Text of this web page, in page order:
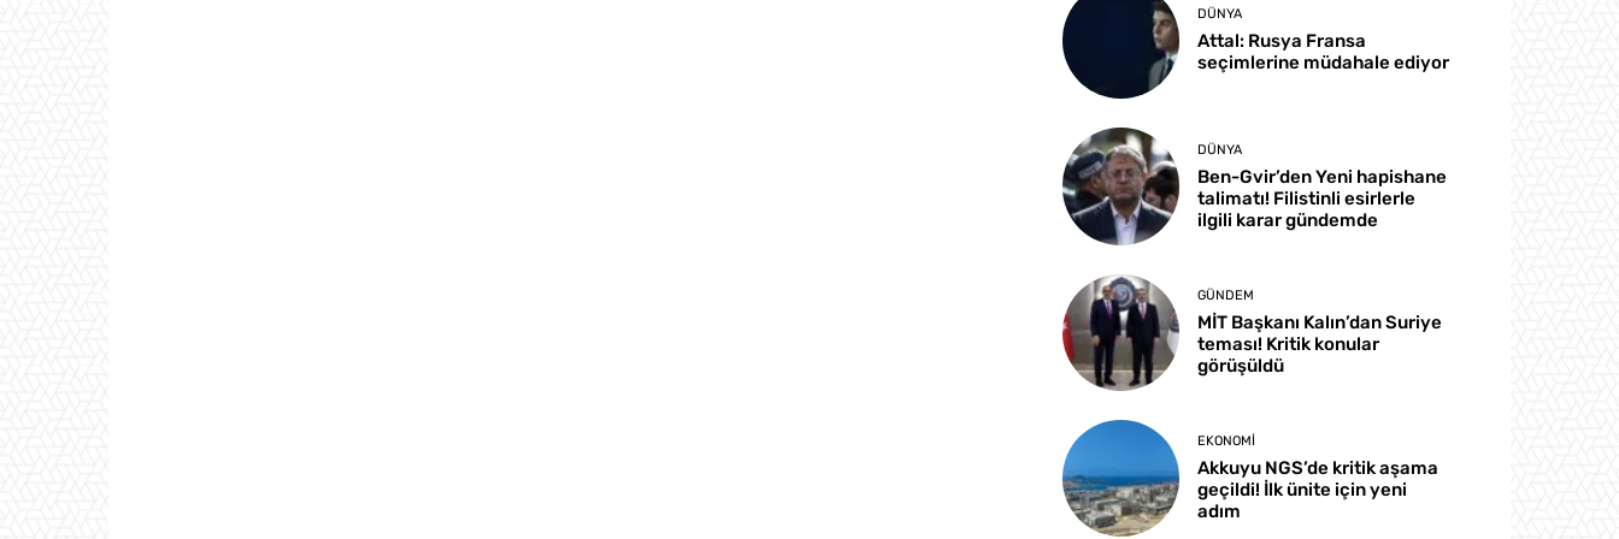
DÜNYA
Attal: Rusya Fransa
seçimlerine müdahale ediyor
DÜNYA
Ben-Gvir’den Yeni hapishane
talimatı! Filistinli esirlerle
ilgili karar gündemde
GÜNDEM
MİT Başkanı Kalın’dan Suriye
teması! Kritik konular
görüşüldü
EKONOMI
Akkuyu NGS’de kritik aşama
geçildi! İlk ünite için yeni
adım